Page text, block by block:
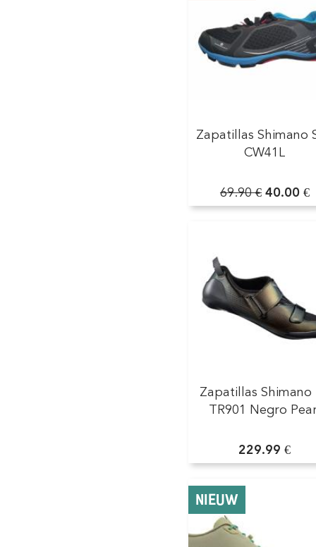
Zapatillas Shimano
CW41L
69.90 €40.00 €
Zapatillas Shimano
TR901 Negro
229.99 €
NIEUW